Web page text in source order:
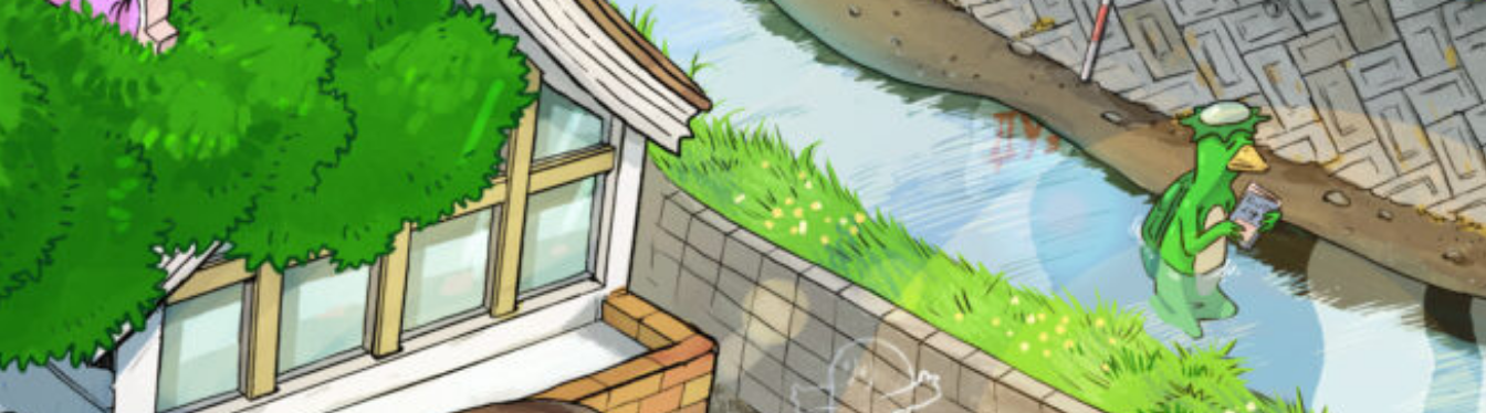
Loading...
書店に届いた
みんなからのお手紙が
読める
このマチのことを
もっと知りたい
い
い
え
で、
も
度
確
認
し
て
み
て
ね
戻る